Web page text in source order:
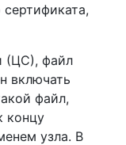
(ЦС), файл
включать
файл,
концу
узла. В